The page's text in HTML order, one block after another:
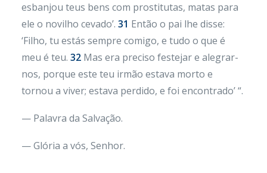
esbanjou teus bens com prostitutas, matas para
ele o novilho cevado’. 31 Então o pai lhe disse:
‘Filho, tu estás sempre comigo, e tudo o que é
meu é teu. 32 Mas era preciso festejar e alegrar-
nos, porque este teu irmão estava morto e
tornou a viver; estava perdido, e foi encontrado’ “.
— Palavra da Salvação.
— Glória a vós, Senhor.